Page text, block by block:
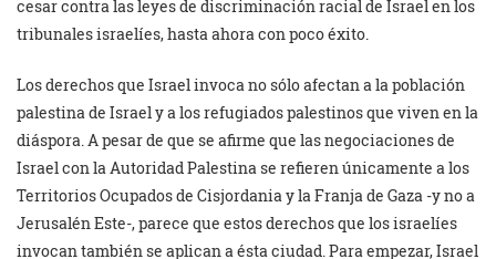
cesar contra las leyes de discriminación racial de Israel en los
tribunales israelíes, hasta ahora con poco éxito.
Los derechos que Israel invoca no sólo afectan a la población
palestina de Israel y a los refugiados palestinos que viven en la
diáspora. A pesar de que se afirme que las negociaciones de
Israel con la Autoridad Palestina se refieren únicamente a los
Territorios Ocupados de Cisjordania y la Franja de Gaza -y no a
Jerusalén Este-, parece que estos derechos que los israelíes
invocan también se aplican a ésta ciudad. Para empezar, Israel